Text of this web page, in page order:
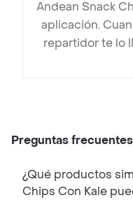
Andean Snack
aplicación.
repartidor te lo
Preguntas frecuentes
¿Qué productos
Chips Con Kale